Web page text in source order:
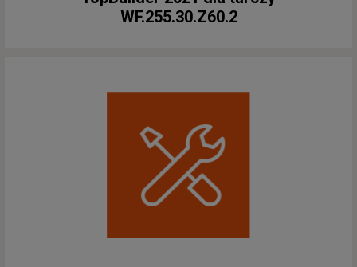
WF.255.30.Z60.2